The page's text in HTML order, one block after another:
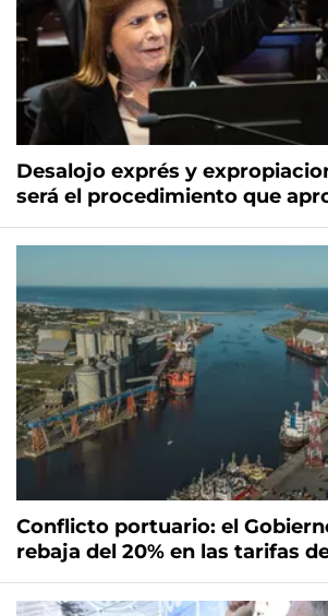
Desalojo exprés y
será el procedimiento que
Conflicto portuario: el
rebaja del 20% en las tarifas